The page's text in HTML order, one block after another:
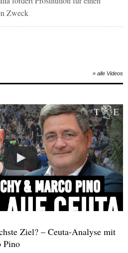
Zweck
» alle Videos
Ziel? – Ceuta-Analyse mit
Pino